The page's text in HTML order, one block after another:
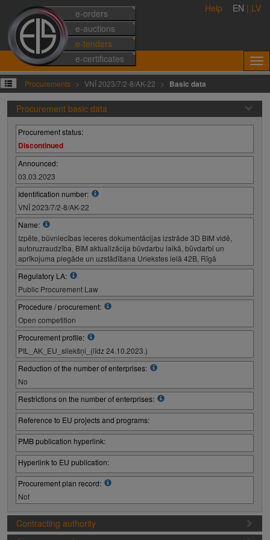
e-orders
e-auctions
e-tenders
e-certificates
Help EN | LV
Procurements VNĪ 2023/7/2-8/AK-22 Basic data
Procurement basic data
Procurement status:
Discontinued
Announced:
03.03.2023
Identification number:
VNĪ 2023/7/2-8/AK-22
Name:
Izpēte, būvniecības ieceres dokumentācijas izstrāde 3D BIM vidē,
autoruzraudzība, BIM aktualizācija būvdarbu laikā, būvdarbi un
aprīkojuma piegāde un uzstādīšana Uriekstes ielā 42B, Rīgā
Regulatory LA:
Public Procurement Law
Procedure / procurement:
Open competition
Procurement profile:
PIL_AK_EU_sliekšņi_(līdz 24.10.2023.)
Reduction of the number of enterprises:
No
Restrictions on the number of enterprises:
Reference to EU projects and programs:
PMB publication hyperlink:
Hyperlink to EU publication:
Procurement plan record:
Not
Contracting authority